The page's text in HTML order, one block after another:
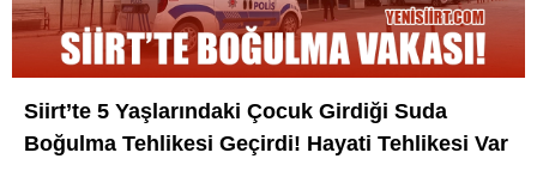
ŞIRVAN
TILLO
Siirt’te 5 Yaşlarındaki Çocuk Girdiği Suda
Boğulma Tehlikesi Geçirdi! Hayati Tehlikesi Var